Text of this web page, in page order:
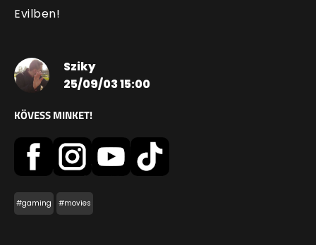
Evilben!
Sziky
25/09/03 15:00
KÖVESS MINKET!
#gaming #movies